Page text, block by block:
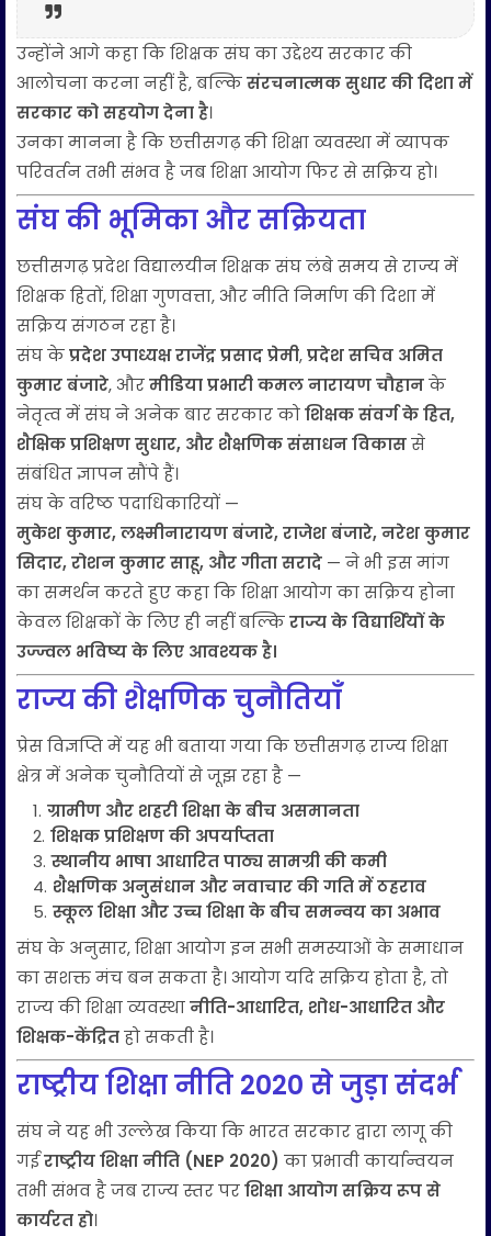
उन्होंने आगे कहा कि शिक्षक संघ का उद्देश्य सरकार की
आलोचना करना नहीं है, बल्किसंरचनात्मक सुधार की दिशा में
सरकार को सहयोग देना है।
उनका मानना है कि छत्तीसगढ़ की शिक्षा व्यवस्था में व्यापक
परिवर्तन तभी संभव है जब शिक्षा आयोग फिर से सक्रिय हो।
संघ की भूमिका और सक्रियता
छत्तीसगढ़ प्रदेश विद्यालयीन शिक्षक संघ लंबे समय से राज्य में
शिक्षक हितों, शिक्षा गुणवत्ता, और नीति निर्माण की दिशा में
सक्रिय संगठन रहा है।
संघ केप्रदेश उपाध्यक्ष राजेंद्र प्रसाद प्रेमी,प्रदेश सचिव अमित
कुमार बंजारे, औरमीडिया प्रभारी कमल नारायण चौहानके
नेतृत्व में संघ ने अनेक बार सरकार कोशिक्षक संवर्ग के हित,
शैक्षिक प्रशिक्षण सुधार, और शैक्षणिक संसाधन विकाससे
संबंधित ज्ञापन सौंपे हैं।
संघ के वरिष्ठ पदाधिकारियों —
मुकेश कुमार, लक्ष्मीनारायण बंजारे, राजेश बंजारे, नरेश कुमार
सिदार, रोशन कुमार साहू, और गीता सरादे — ने भी इस मांग
का समर्थन करते हुए कहा कि शिक्षा आयोग का सक्रिय होना
केवल शिक्षकों के लिए ही नहीं बल्किराज्य के विद्यार्थियों के
उज्ज्वल भविष्य के लिए आवश्यक है।
राज्य की शैक्षणिक चुनौतियाँ
प्रेस विज्ञप्ति में यह भी बताया गया कि छत्तीसगढ़ राज्य शिक्षा
क्षेत्र में अनेक चुनौतियों से जूझ रहा है —
ग्रामीण और शहरी शिक्षा के बीच असमानता
शिक्षक प्रशिक्षण की अपर्याप्तता
स्थानीय भाषा आधारित पाठ्य सामग्री की कमी
शैक्षणिक अनुसंधान और नवाचार की गति में ठहराव
स्कूल शिक्षा और उच्च शिक्षा के बीच समन्वय का अभाव
संघ के अनुसार, शिक्षा आयोग इन सभी समस्याओं के समाधान
का सशक्त मंच बन सकता है। आयोग यदि सक्रिय होता है, तो
राज्य की शिक्षा व्यवस्थानीति-आधारित, शोध-आधारित और
शिक्षक-केंद्रितहो सकती है।
राष्ट्रीय शिक्षा नीति 2020 से जुड़ा संदर्भ
संघ ने यह भी उल्लेख किया कि भारत सरकार द्वारा लागू की
गईराष्ट्रीय शिक्षा नीति (NEP 2020) का प्रभावी कार्यान्वयन
तभी संभव है जब राज्य स्तर परशिक्षा आयोग सक्रिय रूप से
कार्यरत हो।